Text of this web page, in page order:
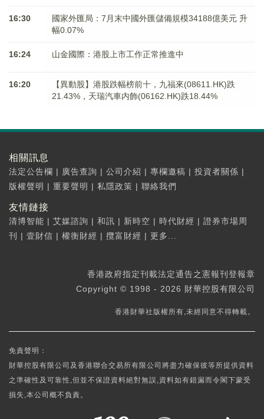
16:30
國家外匯局：7月末中國外匯儲備規模34188億美元 升
幅0.07%
16:24 山金國際：港股上市工作正常推進中
16:20
【異動股】港股跌幅榜前十，九福來(08611.HK)跌
21.43%，天瑞汽車内飾(06162.HK)跌18.44%
相關訊息
法定公告欄 | 廣告查詢 | 公司介紹 | 專欄邀稿 | 投資者關係 |
版權聲明 | 重要聲明 | 私隱政策 | 聯絡我們
友情鏈接
清博智能 | 艾媒諮詢 | 和訊 | 新時空 | 時代財經 | 證券市場周
刊
| 壹財信 | 權衡財經 | 攬富財經 | 更多...
香港政府指定刊載法定通告之憲報刊登報章
Copyright © 1998 - 2026 財華控股有限公司
香港財華社版權所有,未經同意不得轉載。
免責聲明：
財華控股有限公司及香港聯合交易所有限公司將盡力確保彼等所提供資料
之準確性及可靠性,但並不保證資料絕對無誤,資料如有錯漏而令閣下蒙受
損失,本公司概不負責。